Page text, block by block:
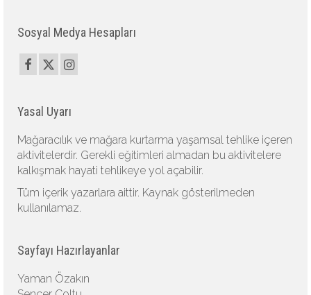
Sosyal Medya Hesapları
Yasal Uyarı
Mağaracılık ve mağara kurtarma yaşamsal tehlike içeren
aktivitelerdir. Gerekli eğitimleri almadan bu aktivitelere
kalkışmak hayati tehlikeye yol açabilir.
Tüm içerik yazarlara aittir. Kaynak gösterilmeden
kullanılamaz.
Sayfayı Hazırlayanlar
Yaman Özakın